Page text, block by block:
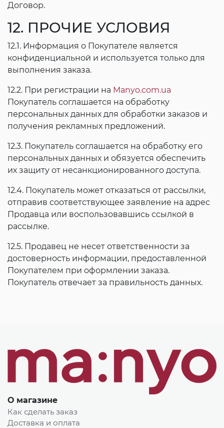
Договор.
12. ПРОЧИЕ УСЛОВИЯ
12.1. Информация о Покупателе является
конфиденциальной и используется только для
выполнения заказа.
12.2. При регистрации на Manyo.com.ua
Покупатель соглашается на обработку
персональных данных для обработки заказов и
получения рекламных предложений.
12.3. Покупатель соглашается на обработку его
персональных данных и обязуется обеспечить
их защиту от несанкционированного доступа.
12.4. Покупатель может отказаться от рассылки,
отправив соответствующее заявление на адрес
Продавца или воспользовавшись ссылкой в
рассылке.
12.5. Продавец не несет ответственности за
достоверность информации, предоставленной
Покупателем при оформлении заказа.
Покупатель отвечает за правильность данных.
О магазине
Как сделать заказ
Доставка и оплата